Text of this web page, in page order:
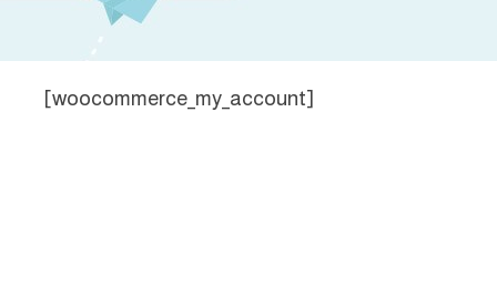
[woocommerce_my_account]